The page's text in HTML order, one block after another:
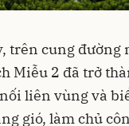
trên cung đường
Miễu 2 đã trở
liên vùng và
gió, làm chủ